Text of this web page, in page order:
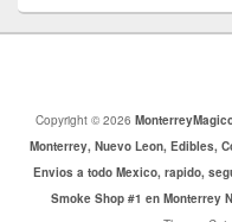
Copyright © 2026
Monterrey, Nuevo Leon, Edibles,
Envios a todo Mexico, rapido,
Smoke Shop #1 en Monterrey